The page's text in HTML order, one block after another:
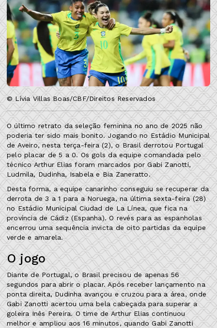
© Lívia Villas Boas/CBF/Direitos Reservados
O último retrato da seleção feminina no ano de 2025 não
poderia ter sido mais bonito. Jogando no Estádio Municipal
de Aveiro, nesta terça-feira (2), o Brasil derrotou Portugal
pelo placar de 5 a 0. Os gols da equipe comandada pelo
técnico Arthur Elias foram marcados por Gabi Zanotti,
Ludmila, Dudinha, Isabela e Bia Zaneratto.
Desta forma, a equipe canarinho conseguiu se recuperar da
derrota de 3 a 1 para a Noruega, na última sexta-feira (28)
no Estádio Municipal Ciudad de La Línea, que fica na
província de Cádiz (Espanha). O revés para as espanholas
encerrou uma sequência invicta de oito partidas da equipe
verde e amarela.
O jogo
Diante de Portugal, o Brasil precisou de apenas 56
segundos para abrir o placar. Após receber lançamento na
ponta direita, Dudinha avançou e cruzou para a área, onde
Gabi Zanotti acertou uma bela cabeçada para superar a
goleira Inês Pereira. O time de Arthur Elias continuou
melhor e ampliou aos 16 minutos, quando Gabi Zanotti